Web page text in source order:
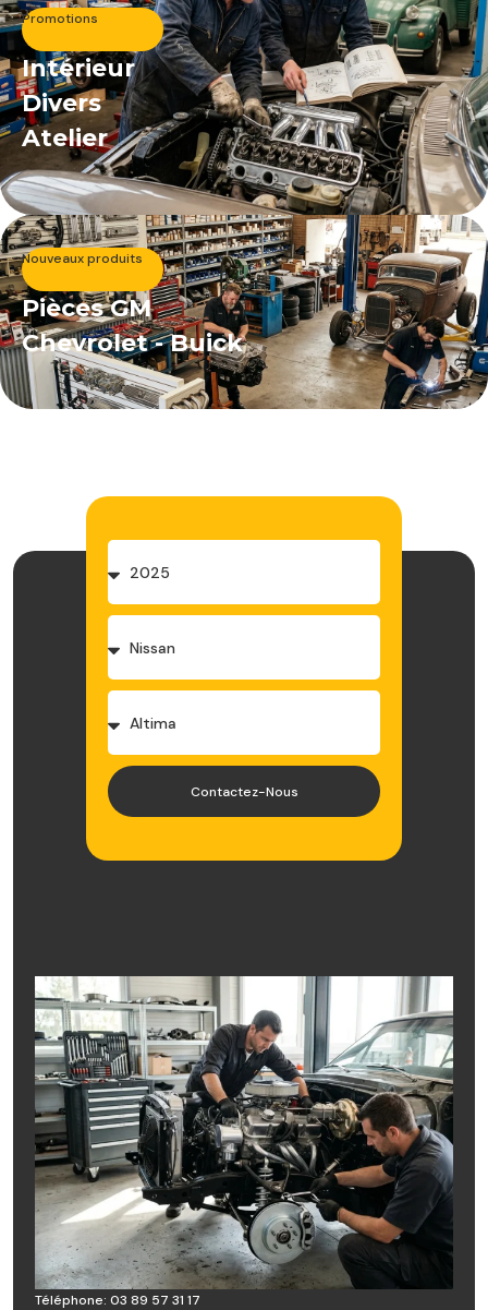
Promotions
Intérieur
Divers
Atelier
Nouveaux produits
Pièces GM
Chevrolet - Buick
Contactez-Nous
Téléphone: 03 89 57 31 17